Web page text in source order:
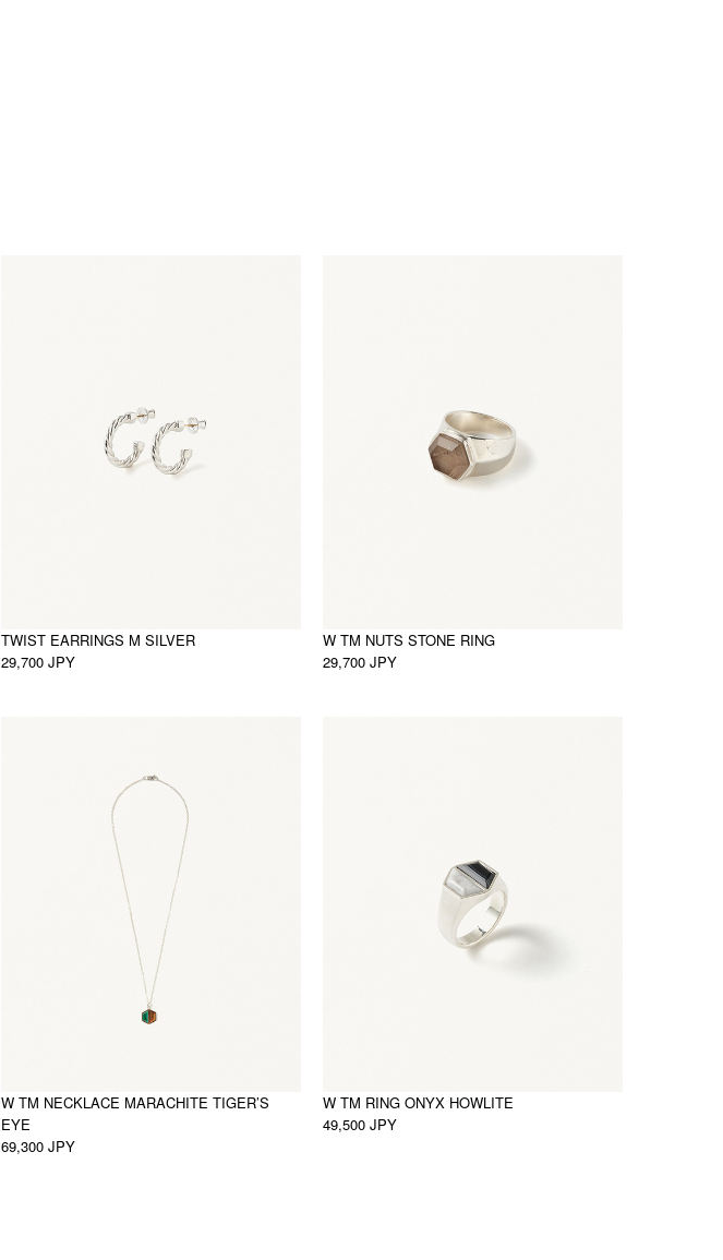
TWIST EARRINGS M SILVER
29,700 JPY
W TM NUTS STONE RING
29,700 JPY
W TM NECKLACE MARACHITE TIGER’S
EYE
69,300 JPY
W TM RING ONYX HOWLITE
49,500 JPY